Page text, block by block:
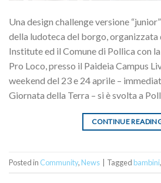
Una design challenge versione
della ludoteca del borgo, organizzata
Institute ed il Comune di Pollica con
Pro Loco, presso il Paideia Campus
weekend del 23 e 24 aprile –
Giornata della Terra – si è svolta a
CONTINUE
Posted in Community, News Tagged bambini,